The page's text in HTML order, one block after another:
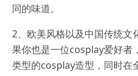
同的味道。
2、欧美风格以及中国传统文
果你也是一位cosplay爱好者
类型的cosplay造型，同时在